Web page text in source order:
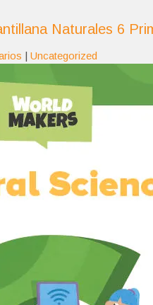
Naturales 6
| Uncategorized